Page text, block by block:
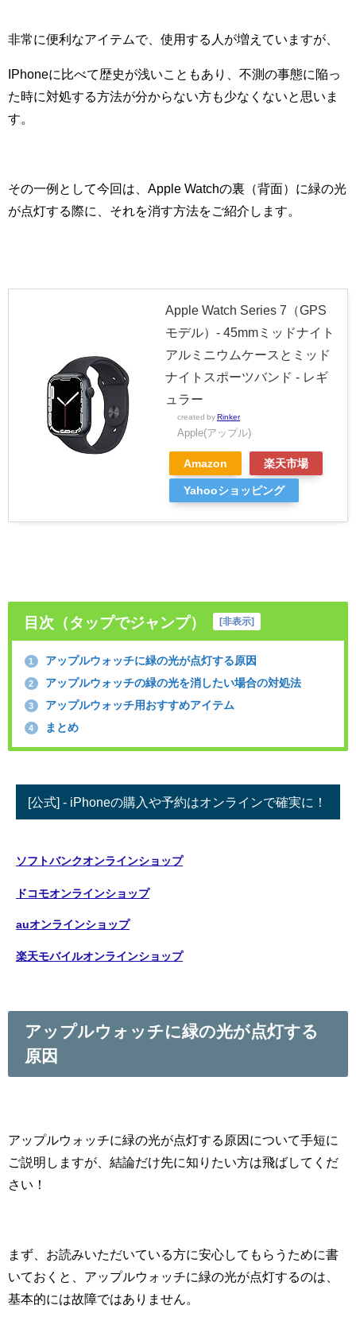
非常に便利なアイテムで、使用する人が増えていますが、
IPhoneに比べて歴史が浅いこともあり、不測の事態に陥っ
た時に対処する方法が分からない方も少なくないと思いま
す。
その一例として今回は、Apple Watchの裏（背面）に緑の光
が点灯する際に、それを消す方法をご紹介します。
Apple Watch Series 7（GPS
モデル）- 45mmミッドナイト
アルミニウムケースとミッド
ナイトスポーツバンド - レギ
ュラー
created by Rinker
Apple(アップル)
Amazon 楽天市場
Yahooショッピング
目次（タップでジャンプ） [非表示]
1 アップルウォッチに緑の光が点灯する原因
2 アップルウォッチの緑の光を消したい場合の対処法
3 アップルウォッチ用おすすめアイテム
4 まとめ
[公式] - iPhoneの購入や予約はオンラインで確実に！
ソフトバンクオンラインショップ
ドコモオンラインショップ
auオンラインショップ
楽天モバイルオンラインショップ
アップルウォッチに緑の光が点灯する
原因
アップルウォッチに緑の光が点灯する原因について手短に
ご説明しますが、結論だけ先に知りたい方は飛ばしてくだ
さい！
まず、お読みいただいている方に安心してもらうために書
いておくと、アップルウォッチに緑の光が点灯するのは、
基本的には故障ではありません。